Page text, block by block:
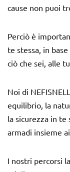
cause non puoi
Perciò è
te stessa, in
ciò che sei, alle
Noi di
equilibrio, la
la sicurezza in te
armadi insieme
I nostri percorsi